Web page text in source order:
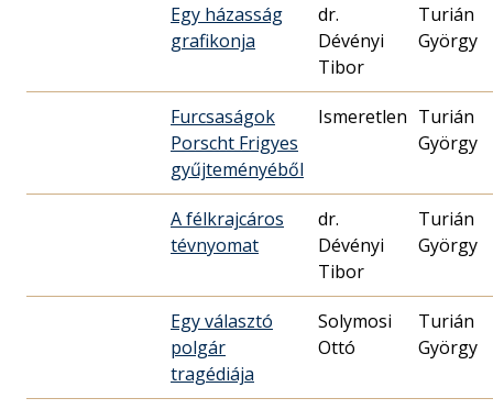
Egy házasság
grafikonja
dr.
Dévényi
Tibor
Turián
György
Furcsaságok
Porscht Frigyes
gyűjteményéből
Ismeretlen Turián
György
A félkrajcáros
tévnyomat
dr.
Dévényi
Tibor
Turián
György
Egy választó
polgár
tragédiája
Solymosi
Ottó
Turián
György